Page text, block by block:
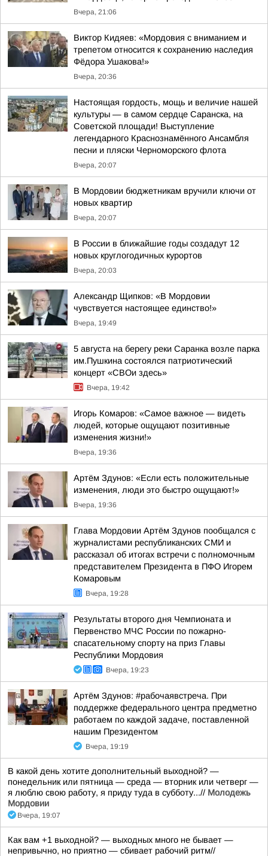
Вчера, 21:06
Виктор Кидяев: «Мордовия с вниманием и
трепетом относится к сохранению наследия
Фёдора Ушакова!»
Вчера, 20:36
Настоящая гордость, мощь и величие нашей
культуры — в самом сердце Саранска, на
Советской площади! Выступление
легендарного Краснознамённого Ансамбля
песни и пляски Черноморского флота
Вчера, 20:07
В Мордовии бюджетникам вручили ключи от
новых квартир
Вчера, 20:07
В России в ближайшие годы создадут 12
новых круглогодичных курортов
Вчера, 20:03
Александр Щипков: «В Мордовии
чувствуется настоящее единство!»
Вчера, 19:49
5 августа на берегу реки Саранка возле парка
им.Пушкина состоялся патриотический
концерт «СВОи здесь»
Вчера, 19:42
Игорь Комаров: «Самое важное — видеть
людей, которые ощущают позитивные
изменения жизни!»
Вчера, 19:36
Артём Здунов: «Если есть положительные
изменения, люди это быстро ощущают!»
Вчера, 19:36
Глава Мордовии Артём Здунов пообщался с
журналистами республиканских СМИ и
рассказал об итогах встречи с полномочным
представителем Президента в ПФО Игорем
Комаровым
Вчера, 19:28
Результаты второго дня Чемпионата и
Первенство МЧС России по пожарно-
спасательному спорту на приз Главы
Республики Мордовия
Вчера, 19:23
Артём Здунов: #рабочаявстреча. При
поддержке федерального центра предметно
работаем по каждой задаче, поставленной
нашим Президентом
Вчера, 19:19
В какой день хотите дополнительный выходной? —
понедельник или пятница — среда — вторник или четверг —
я люблю свою работу, я приду туда в субботу...// Молодежь
Мордовии
Вчера, 19:07
Как вам +1 выходной? — выходных много не бывает —
непривычно, но приятно — сбивает рабочий ритм//